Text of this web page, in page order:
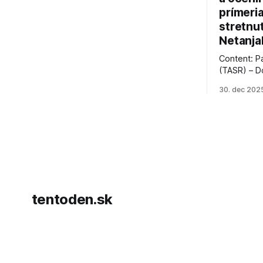
Content:
(TASR) –
vyhlásil,
30. dec
tentoden.sk